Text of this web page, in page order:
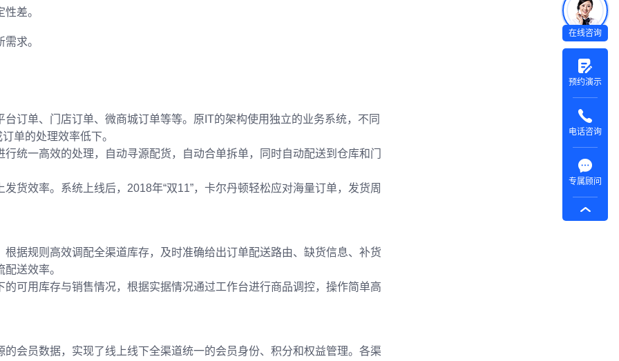
差。
求。
订单、门店订单、微商城订单等等。原IT的架构使用独立的业务系统，不同
单的处理效率低下。
统一高效的处理，自动寻源配货，自动合单拆单，同时自动配送到仓库和门
货效率。系统上线后，2018年“双11”，卡尔丹顿轻松应对海量订单，发货周
据规则高效调配全渠道库存，及时准确给出订单配送路由、缺货信息、补货
送效率。
可用库存与销售情况，根据实据情况通过工作台进行商品调控，操作简单高
会员数据，实现了线上线下全渠道统一的会员身份、积分和权益管理。各渠
在线咨询
预约演示
电话咨询
专属顾问